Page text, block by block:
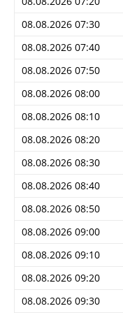
08.08.2026 07:30
08.08.2026 07:40
08.08.2026 07:50
08.08.2026 08:00
08.08.2026 08:10
08.08.2026 08:20
08.08.2026 08:30
08.08.2026 08:40
08.08.2026 08:50
08.08.2026 09:00
08.08.2026 09:10
08.08.2026 09:20
08.08.2026 09:30